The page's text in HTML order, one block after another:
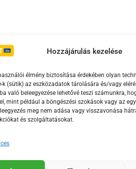
Hozzájárulás kezelése
élmény biztosítása érdekében olyan
k (sütik) az eszközadatok tárolására és/vagy
való beleegyezése lehetővé teszi számunkra,
mint például a böngészési szokások vagy az
meg nem adása vagy visszavonása
és szolgáltatásokat.
Irányelvek Moderálási
támogatja.